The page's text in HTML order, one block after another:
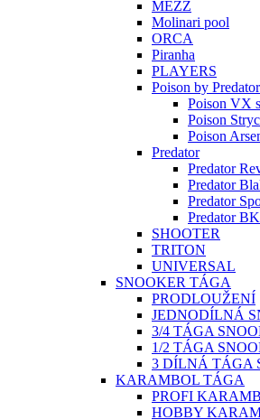
MEZZ
Molinari pool
ORCA
Piranha
PLAYERS
Poison by Predator
Poison VX
Poison
Poison
Predator
Predator
Predator
Predator
Predator
SHOOTER
TRITON
UNIVERSAL
SNOOKER TÁGA
PRODLOUŽENÍ
JEDNODÍLNÁ
3/4 TÁGA
1/2 TÁGA
3 DÍLNÁ TÁGA
KARAMBOL TÁGA
PROFI
HOBBY